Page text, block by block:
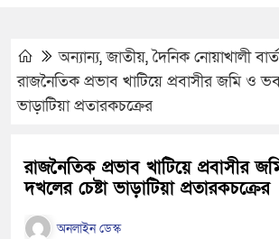
অন্যান্য,জাতীয়,দৈনিক নোয়াখালী
রাজনৈতিক প্রভাব খাটিয়ে প্রবাসীর জমি ও
ভাড়াটিয়া প্রতারকচক্রের
রাজনৈতিক প্রভাব খাটিয়ে প্রবাসীর
দখলের চেষ্টা ভাড়াটিয়া প্রতারকচক্রের
অনলাইন ডেস্ক